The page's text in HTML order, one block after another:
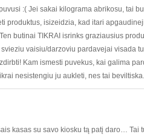
:( Jei sakai kilograma abrikosu, tai
produktus, isizeidzia, kad itari
butinai TIKRAI isrinks graziausius
vaisiu/darzoviu pardavejai visada
Kam ismesti puvekus, kai galima
nesistengiu ju aukleti, nes tai
kasas su savo kiosku tą patį daro… Tai